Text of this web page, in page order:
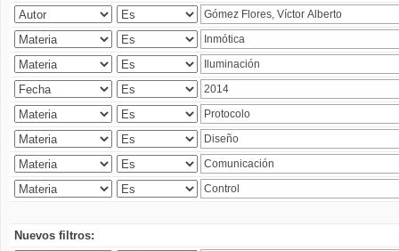
Nuevos filtros: